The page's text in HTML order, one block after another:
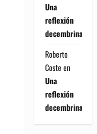
Una
reflexión
decembrina
Roberto
Coste en
Una
reflexión
decembrina